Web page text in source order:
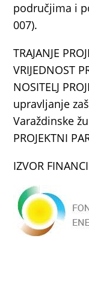
područjima i
007).
TRAJANJE
VRIJEDNOST
NOSITELJ
upravljanje
Varaždinske
PROJEKTNI
IZVOR